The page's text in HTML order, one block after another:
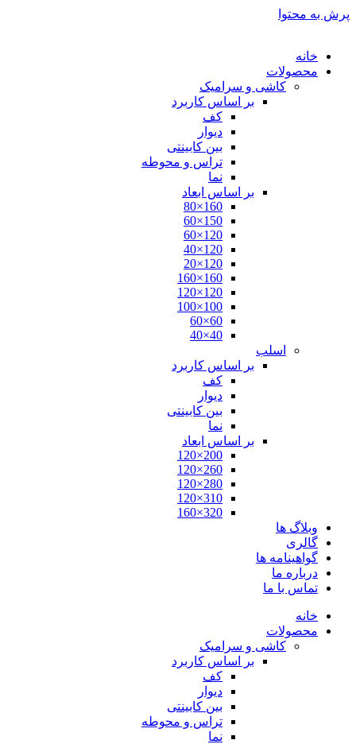
پرش به محتوا
خانه
محصولات
کاشی و سرامیک
بر اساس کاربرد
کف
دیوار
بین کابینتی
تراس و محوطه
نما
بر اساس ابعاد
160×80
150×60
120×60
120×40
120×20
160×160
120×120
100×100
60×60
40×40
اسلب
بر اساس کاربرد
کف
دیوار
بین کابینتی
نما
بر اساس ابعاد
200×120
260×120
280×120
310×120
320×160
وبلاگ ها
گالری
گواهینامه ها
درباره ما
تماس با ما
خانه
محصولات
کاشی و سرامیک
بر اساس کاربرد
کف
دیوار
بین کابینتی
تراس و محوطه
نما